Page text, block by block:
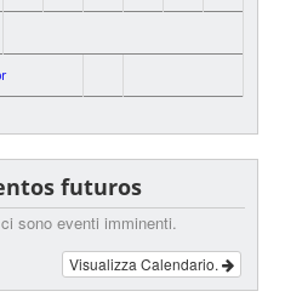
futuros
sono eventi imminenti.
Visualizza Calendario.